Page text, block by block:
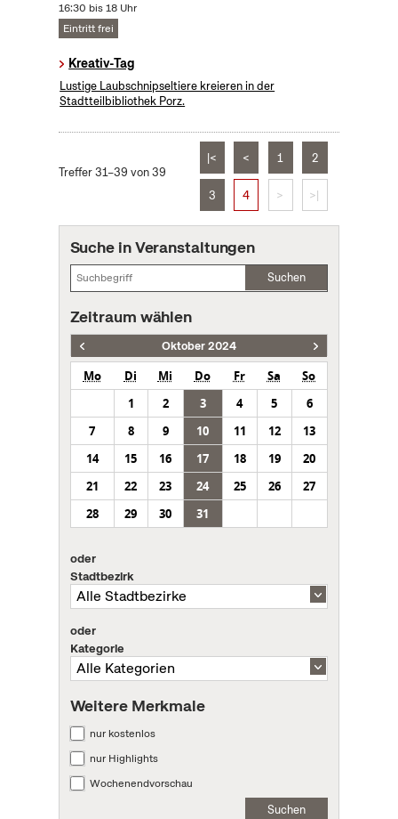
16:30 bis 18 Uhr
Eintritt frei
Kreativ-Tag
Lustige Laubschnipseltiere kreieren in der
Stadtteilbibliothek Porz.
Treffer 31–39 von 39
|< < 1 2
3 4 > >|
Suche in Veranstaltungen
Suchen
Zeitraum wählen
Oktober 2024
Mo Di Mi Do Fr Sa
So
1
2 3 4 5
6
7
8 9 10 11 12
13
14
15 16 17 18 19
20
21
22 23 24 25 26
27
28
29 30 31
oder
Stadtbezirk
oder
Kategorie
Weitere Merkmale
nur kostenlos
nur Highlights
Wochenendvorschau
Suchen